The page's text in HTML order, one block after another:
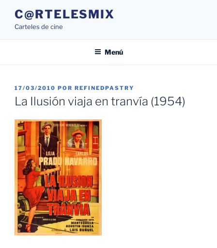
contenido
C@RTELESMIX
Carteles de cine
Menú
PUBLICADO
EL
17/03/2010 POR REFINEDPASTRY
La Ilusión viaja en tranvía (1954)